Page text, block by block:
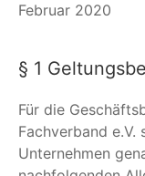
Februar 2020
§ 1
Für die
Fachverband e.V.
Unternehmen